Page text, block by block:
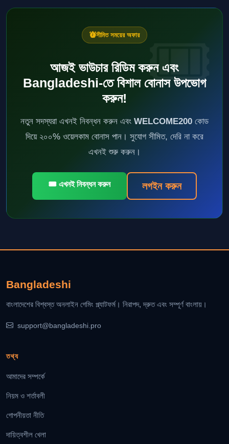
সীমিত সময়ের অফার
আজই ভাউচার রিডিম করুন এবং
Bangladeshi-তে বিশাল বোনাস উপভোগ
করুন!
নতুন সদস্যরা এখনই নিবন্ধন করুন এবং WELCOME200 কোড
দিয়ে ২০০% ওয়েলকাম বোনাস পান। সুযোগ সীমিত, দেরি না করে
এখনই শুরু করুন।
🎟️ এখনই নিবন্ধন করুন লগইন করুন
Bangladeshi
বাংলাদেশের বিশ্বস্ত অনলাইন গেমিং প্ল্যাটফর্ম। নিরাপদ, দ্রুত এবং সম্পূর্ণ বাংলায়।
support@bangladeshi.pro
তথ্য
আমাদের সম্পর্কে
নিয়ম ও শর্তাবলী
গোপনীয়তা নীতি
দায়িত্বশীল খেলা